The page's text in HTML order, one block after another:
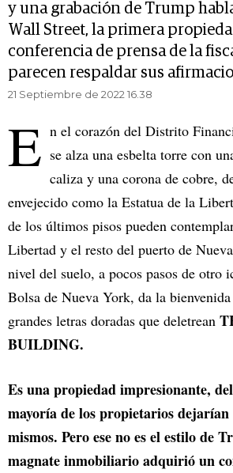
y una grabación de Trump
Wall Street, la primera
conferencia de prensa de la
parecen respaldar sus
21 Septiembre de 2022 16.38
E n el corazón del Distrito
se alza una esbelta torre con
caliza y una corona de cobre,
envejecido como la Estatua de la
de los últimos pisos pueden
Libertad y el resto del puerto de
nivel del suelo, a pocos pasos de otro
Bolsa de Nueva York, da la
grandes letras doradas que deletrean
BUILDING.
Es una propiedad impresionante,
mayoría de los propietarios
mismos. Pero ese no es el estilo de
magnate inmobiliario adquirió un